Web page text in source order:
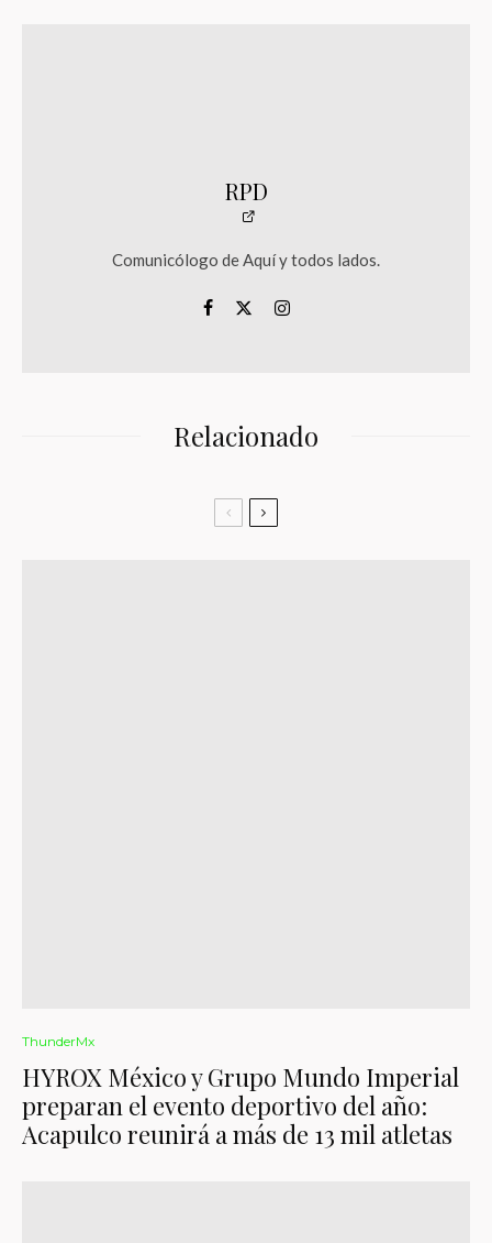
RPD
Comunicólogo de Aquí y todos lados.
Relacionado
ThunderMx
HYROX México y Grupo Mundo Imperial
preparan el evento deportivo del año:
Acapulco reunirá a más de 13 mil atletas